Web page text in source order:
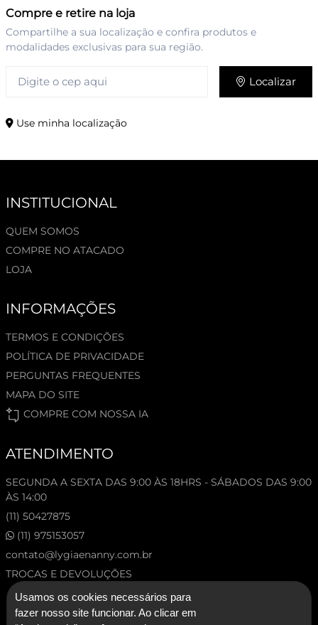
Compre e retire na loja
Compartilhe a sua localização e confira produtos e
modalidades exclusivas para sua região.
Localizar
Use minha localização
INSTITUCIONAL
QUEM SOMOS
COMPRE NO ATACADO
LOJA
INFORMAÇÕES
TERMOS E CONDIÇÕES
POLÍTICA DE PRIVACIDADE
PERGUNTAS FREQUENTES
MAPA DO SITE
COMPRE COM NOSSA IA
ATENDIMENTO
SEGUNDA A SEXTA DAS 9:00 ÀS 18HRS - SÁBADOS DAS 9:00
ÀS 14:00
(11) 50427875
(11) 975153057
contato@lygiaenanny.com.br
TROCAS E DEVOLUÇÕES
Usamos os cookies necessários para
fazer nosso site funcionar. Ao clicar em